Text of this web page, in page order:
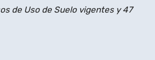
de Uso de Suelo vigentes y 47